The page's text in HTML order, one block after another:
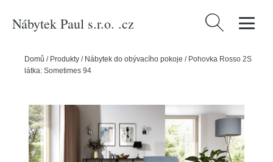
Nábytek Paul s.r.o. .cz Vyhledávání
Domů / Produkty / Nábytek do obývacího pokoje / Pohovka Rosso 2S
látka: Sometimes 94